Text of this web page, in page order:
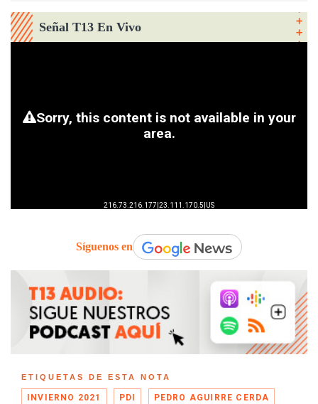
Señal T13 En Vivo
Síguenos en
ETIQUETAS DE ESTA NOTA
INVIERNO 2021 PDI PEDRO AGUIRRE CERDA